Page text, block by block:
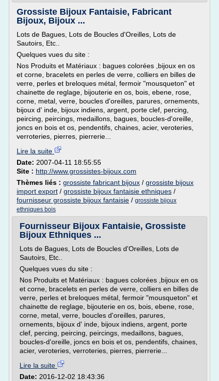
Grossiste Bijoux Fantaisie, Fabricant
Bijoux, Bijoux ...
Lots de Bagues, Lots de Boucles d'Oreilles, Lots de
Sautoirs, Etc..
Quelques vues du site :
Nos Produits et Matériaux : bagues colorées ,bijoux en os
et corne, bracelets en perles de verre, colliers en billes de
verre, perles et breloques métal, fermoir "mousqueton" et
chainette de reglage, bijouterie en os, bois, ebene, rose,
corne, metal, verre, boucles d'oreilles, parures, ornements,
bijoux d' inde, bijoux indiens, argent, porte clef, percing,
peircing, peircings, medaillons, bagues, boucles-d'oreille,
joncs en bois et os, pendentifs, chaines, acier, veroteries,
verroteries, pierres, pierrerie...
Lire la suite
Date: 2007-04-11 18:55:55
Site : http://www.grossistes-bijoux.com
Thèmes liés : grossiste fabricant bijoux / grossiste bijoux
import export / grossiste bijoux fantaisie ethniques /
fournisseur grossiste bijoux fantaisie / grossiste bijoux
ethniques bois
Fournisseur Bijoux Fantaisie, Grossiste
Bijoux Ethniques ...
Lots de Bagues, Lots de Boucles d'Oreilles, Lots de
Sautoirs, Etc..
Quelques vues du site :
Nos Produits et Matériaux : bagues colorées ,bijoux en os
et corne, bracelets en perles de verre, colliers en billes de
verre, perles et breloques métal, fermoir "mousqueton" et
chainette de reglage, bijouterie en os, bois, ebene, rose,
corne, metal, verre, boucles d'oreilles, parures,
ornements, bijoux d' inde, bijoux indiens, argent, porte
clef, percing, peircing, peircings, medaillons, bagues,
boucles-d'oreille, joncs en bois et os, pendentifs, chaines,
acier, veroteries, verroteries, pierres, pierrerie...
Lire la suite
Date: 2016-12-02 18:43:36